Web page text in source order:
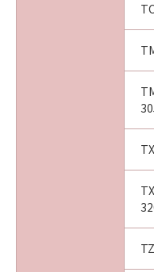
え、キヤノン、キ
販売代理店及び
ついて知らされて
(3) キヤノン、キ
売代理店及び販売
使用に起因または
間に生じたいかな
を負わないものと
(4) 以上が、「本
ン、キヤノンの関
及び販売店のすべ
一の救済です。